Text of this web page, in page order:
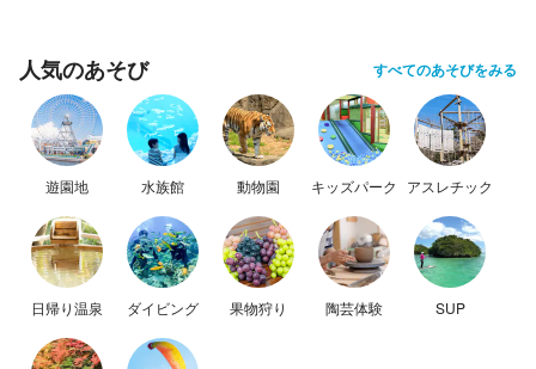
人気のあそび すべてのあそびをみる
遊園地 水族館 動物園 キッズパーク アスレチック
日帰り温泉 ダイビング 果物狩り 陶芸体験 SUP